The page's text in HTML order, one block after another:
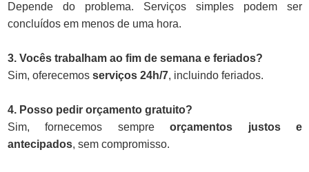
Depende do problema. Serviços simples podem ser
concluídos em menos de uma hora.
3. Vocês trabalham ao fim de semana e feriados?
Sim, oferecemos serviços 24h/7, incluindo feriados.
4. Posso pedir orçamento gratuito?
Sim, fornecemos sempreorçamentos justos e
antecipados, sem compromisso.